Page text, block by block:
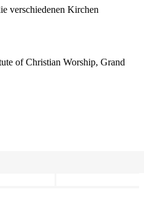
verschiedenen Kirchen
of Christian Worship, Grand